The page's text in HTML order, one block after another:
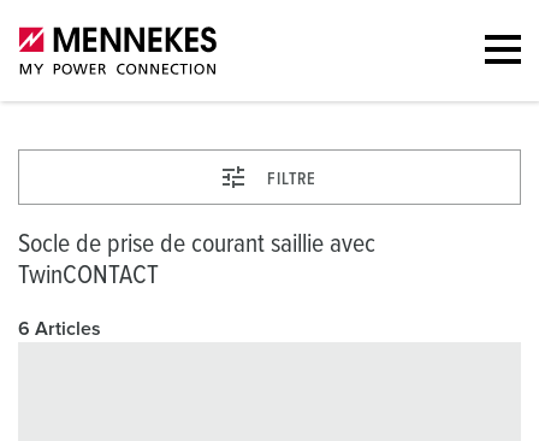
FILTRE
Socle de prise de courant saillie avec
TwinCONTACT
6 Articles